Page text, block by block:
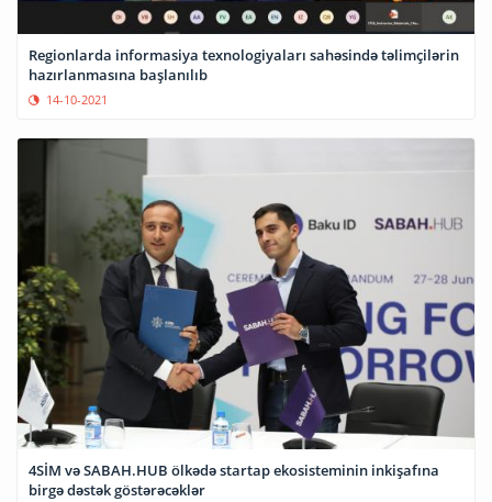
Regionlarda informasiya texnologiyaları sahəsində təlimçilərin
hazırlanmasına başlanılıb
14-10-2021
4SİM və SABAH.HUB ölkədə startap ekosisteminin inkişafına
birgə dəstək göstərəcəklər